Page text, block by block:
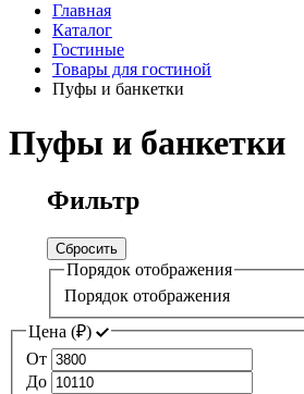
Главная
Каталог
Гостиные
Товары для гостиной
Пуфы и банкетки
Пуфы и банкетки
Фильтр
Сбросить
Порядок отображения
Порядок отображения
Цена (₽)
От
До